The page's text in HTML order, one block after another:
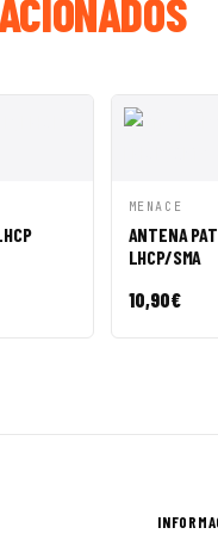
VISTA
MENACE
ANTENA
LHCP/SMA
10,90€